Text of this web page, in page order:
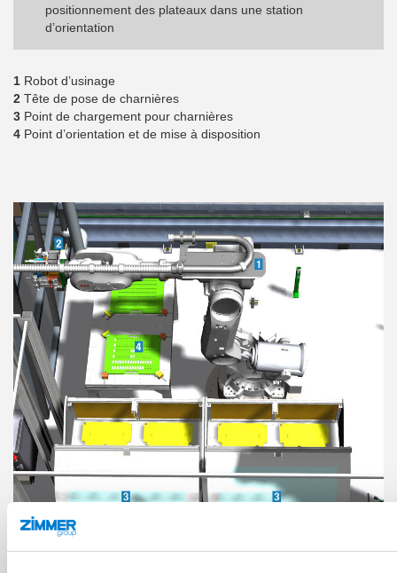
positionnement des plateaux dans une station
d’orientation
1 Robot d’usinage
2 Tête de pose de charnières
3 Point de chargement pour charnières
4 Point d’orientation et de mise à disposition